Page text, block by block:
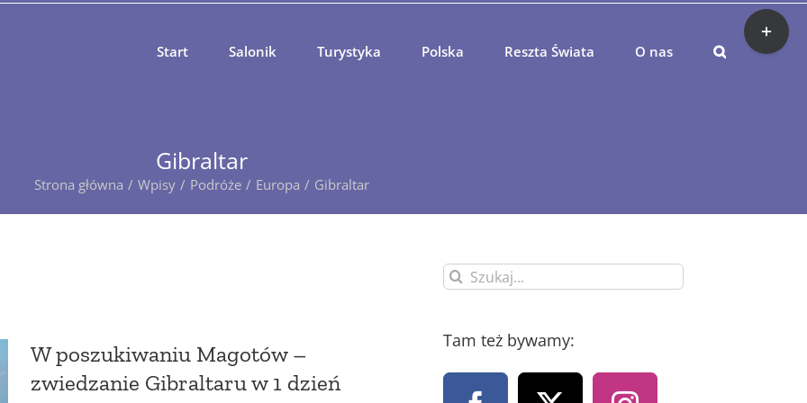
Start Salonik Turystyka Polska Reszta Świata O nas
Gibraltar
Strona główna Wpisy Podróże Europa Gibraltar
W poszukiwaniu Magotów –
zwiedzanie Gibraltaru w 1 dzień
Szukaj
Tam też bywamy:
Toggle
Sliding
Bar